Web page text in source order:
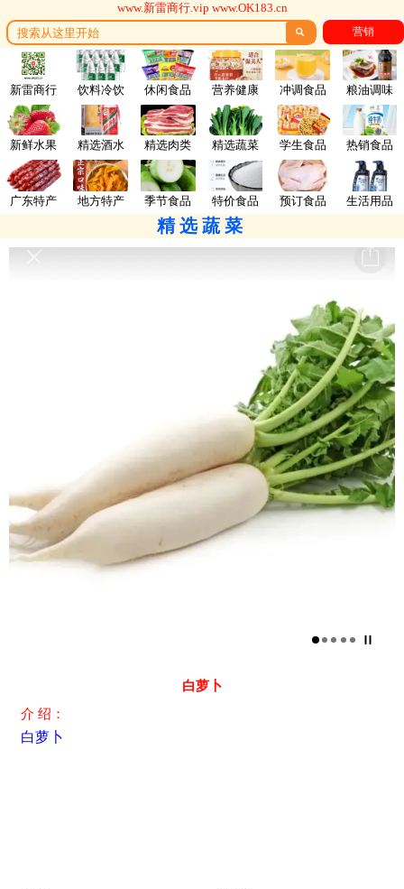
www.新雷商行.vip www.OK183.cn
 营销
新雷商行 饮料冷饮 休闲食品 营养健康 冲调食品 粮油调味
新鲜水果 精选酒水 精选肉类 精选蔬菜 学生食品 热销食品
广东特产 地方特产 季节食品 特价食品 预订食品 生活用品
精选蔬菜
白萝卜
介 绍：
白萝卜